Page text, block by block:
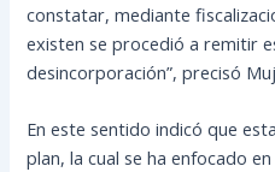
constatar, mediante
existen se procedió a remitir
desincorporación”, precisó
En este sentido indicó que
plan, la cual se ha enfocado